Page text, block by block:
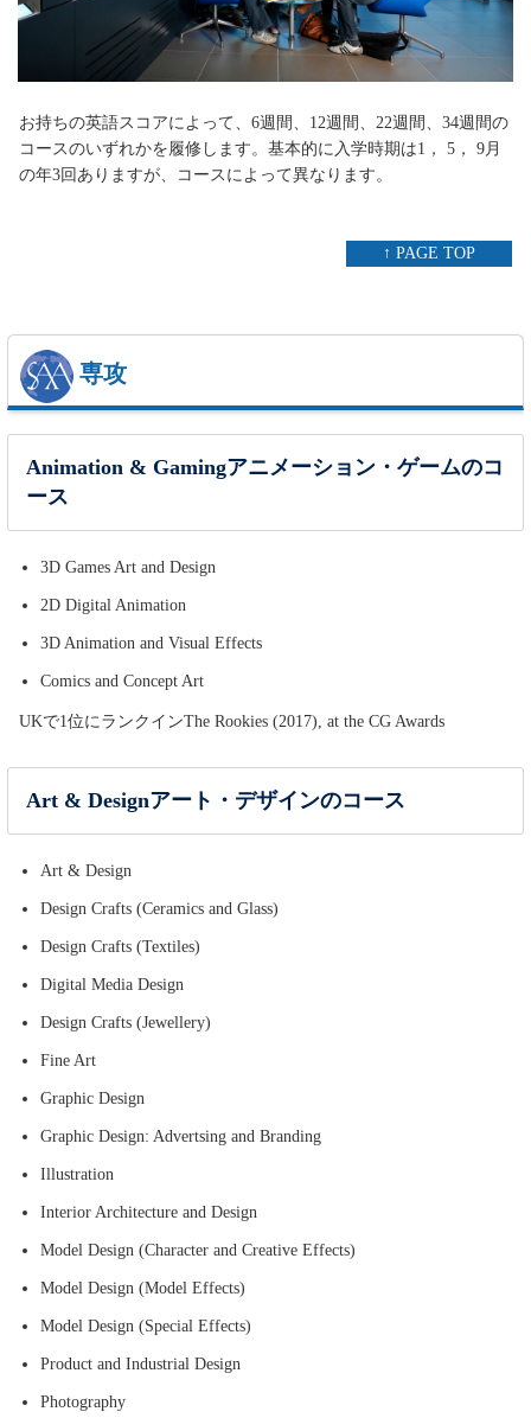
お持ちの英語スコアによって、6週間、12週間、22週間、34週間の
コースのいずれかを履修します。基本的に入学時期は1， 5， 9月
の年3回ありますが、コースによって異なります。
↑ PAGE TOP
専攻
Animation & Gamingアニメーション・ゲームのコ
ース
3D Games Art and Design
2D Digital Animation
3D Animation and Visual Effects
Comics and Concept Art
UKで1位にランクインThe Rookies (2017), at the CG Awards
Art & Designアート・デザインのコース
Art & Design
Design Crafts (Ceramics and Glass)
Design Crafts (Textiles)
Digital Media Design
Design Crafts (Jewellery)
Fine Art
Graphic Design
Graphic Design: Advertsing and Branding
Illustration
Interior Architecture and Design
Model Design (Character and Creative Effects)
Model Design (Model Effects)
Model Design (Special Effects)
Product and Industrial Design
Photography